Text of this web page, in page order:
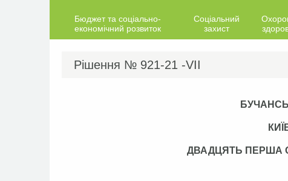
Бюджет та соціально-
економічний розвиток
Соціальний
захист
Рішення № 921-21 -VІІ
ДВАДЦЯТЬ ПЕРША